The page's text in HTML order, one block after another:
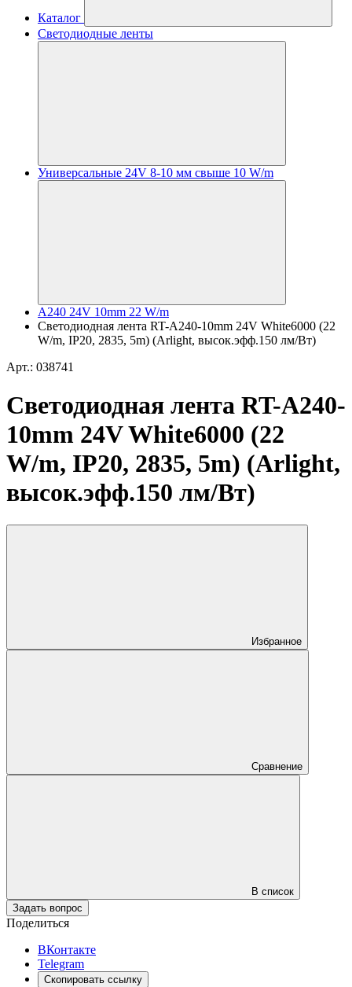
Каталог
Светодиодные ленты
Универсальные 24V 8-10 мм свыше 10 W/m
A240 24V 10mm 22 W/m
Светодиодная лента RT-A240-10mm 24V White6000 (22
W/m, IP20, 2835, 5m) (Arlight, высок.эфф.150 лм/Вт)
Арт.: 038741
Светодиодная лента RT-A240-
10mm 24V White6000 (22
W/m, IP20, 2835, 5m) (Arlight,
высок.эфф.150 лм/Вт)
Избранное
Сравнение
В список
Задать вопрос
Поделиться
ВКонтакте
Telegram
Скопировать ссылку